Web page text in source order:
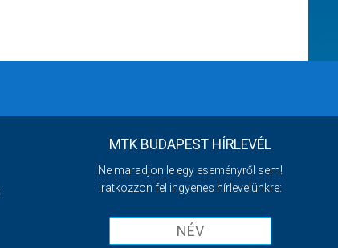
MTK BUDAPEST HÍRLEVÉL
Ne maradjon le egy eseményről sem!
Iratkozzon fel ingyenes hírlevelünkre: